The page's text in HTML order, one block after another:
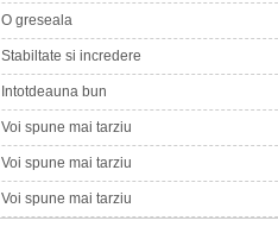
O greseala
Stabiltate si incredere
Intotdeauna bun
Voi spune mai tarziu
Voi spune mai tarziu
Voi spune mai tarziu